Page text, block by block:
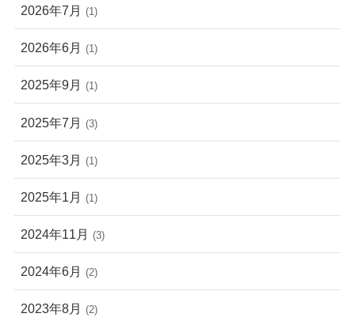
2026年7月 (1)
2026年6月 (1)
2025年9月 (1)
2025年7月 (3)
2025年3月 (1)
2025年1月 (1)
2024年11月 (3)
2024年6月 (2)
2023年8月 (2)